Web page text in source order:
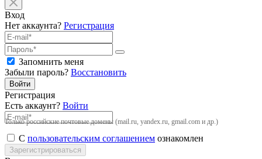
Вход
Нет аккаунта? Регистрация
Запомнить меня
Забыли пароль? Восстановить
Войти
Регистрация
Есть аккаунт? Войти
Только российские почтовые домены (mail.ru, yandex.ru, gmail.com и др.)
С пользовательским соглашением ознакомлен
Зарегистрироваться